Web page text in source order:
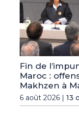
Fin de
Maroc :
Makhzen à
6 août 2026 | 13